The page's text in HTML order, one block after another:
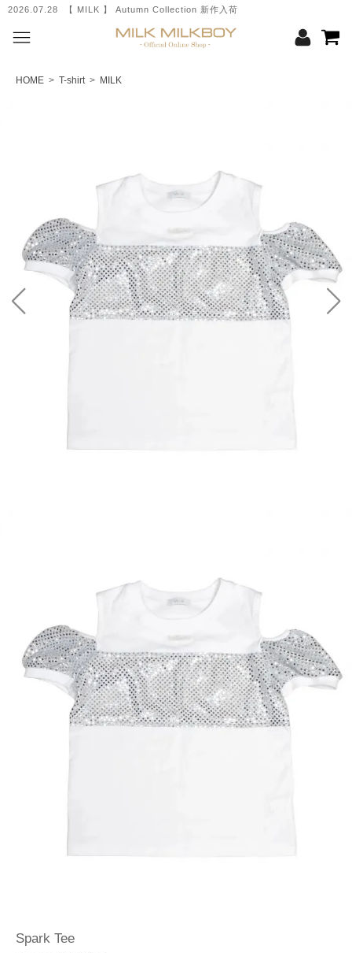
2026.07.28 【 MILK 】 Autumn Collection 新作入荷
HOME > T-shirt> MILK
Spark Tee